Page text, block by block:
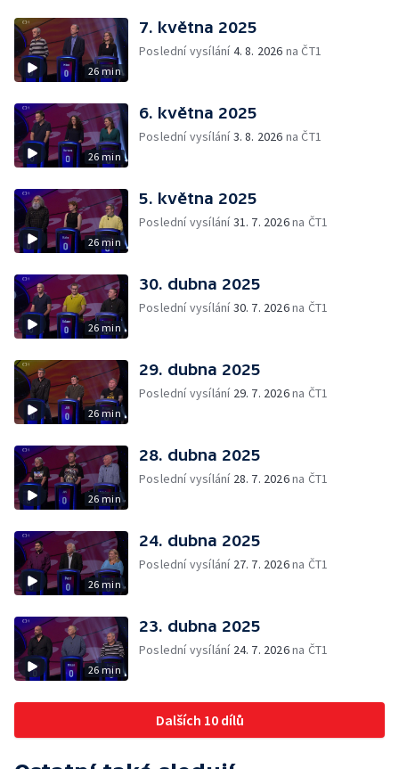
26 min
7. května 2025
Poslední vysílání4. 8. 2026 na ČT1
26 min
6. května 2025
Poslední vysílání3. 8. 2026 na ČT1
26 min
5. května 2025
Poslední vysílání31. 7. 2026na ČT1
26 min
30. dubna 2025
Poslední vysílání30. 7. 2026na ČT1
26 min
29. dubna 2025
Poslední vysílání 29. 7. 2026na ČT1
26 min
28. dubna 2025
Poslední vysílání 28. 7. 2026na ČT1
26 min
24. dubna 2025
Poslední vysílání 27. 7. 2026na ČT1
26 min
23. dubna 2025
Poslední vysílání 24. 7. 2026na ČT1
Dalších 10 dílů